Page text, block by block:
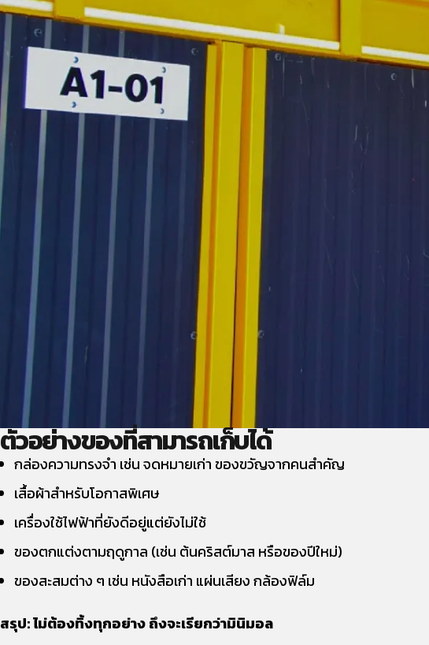
ตัวอย่างของที่สามารถเก็บได้
กล่องความทรงจำ เช่น จดหมายเก่า ของขวัญจากคนสำคัญ
เสื้อผ้าสำหรับโอกาสพิเศษ
เครื่องใช้ไฟฟ้าที่ยังดีอยู่แต่ยังไม่ใช้
ของตกแต่งตามฤดูกาล (เช่น ต้นคริสต์มาส หรือของปีใหม่)
ของสะสมต่าง ๆ เช่น หนังสือเก่า แผ่นเสียง กล้องฟิล์ม
สรุป: ไม่ต้องทิ้งทุกอย่าง ถึงจะเรียกว่ามินิมอล